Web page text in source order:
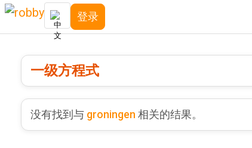
登录
一级方程式
没有找到与 groningen 相关的结果。